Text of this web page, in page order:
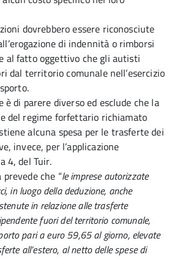
dovrebbero essere riconosciute
di indennità o rimborsi
al fatto oggettivo che gli autisti
dal territorio comunale nell’esercizio
è di parere diverso ed esclude che la
del regime forfettario richiamato
alcuna spesa per le trasferte dei
invece, per l’applicazione
4, del Tuir.
che “le imprese autorizzate
in luogo della deduzione, anche
in relazione alle trasferte
fuori del territorio comunale,
pari a euro 59,65 al giorno, elevate
all’estero, al netto delle spese di